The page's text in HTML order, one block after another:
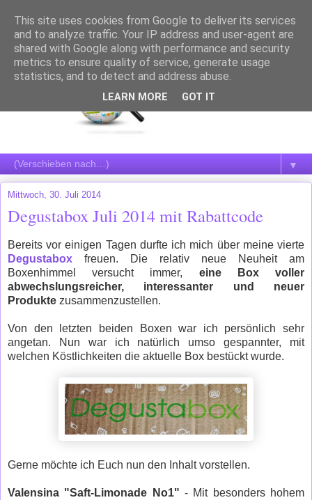
▼
Mittwoch, 30. Juli 2014
Degustabox Juli 2014 mit Rabattcode
Bereits vor einigen Tagen durfte ich mich über meine vierte
Degustabox freuen. Die relativ neue Neuheit am
Boxenhimmel versucht immer, eine Box voller
abwechslungsreicher, interessanter und neuer
Produkte zusammenzustellen.
Von den letzten beiden Boxen war ich persönlich sehr
angetan. Nun war ich natürlich umso gespannter, mit
welchen Köstlichkeiten die aktuelle Box bestückt wurde.
Gerne möchte ich Euch nun den Inhalt vorstellen.
Valensina "Saft-Limonade No1" - Mit besonders hohem
This site uses cookies from Google to deliver its services
and to analyze traffic. Your IP address and user-agent are
shared with Google along with performance and security
metrics to ensure quality of service, generate usage
statistics, and to detect and address abuse.
LEARN MORE GOT IT